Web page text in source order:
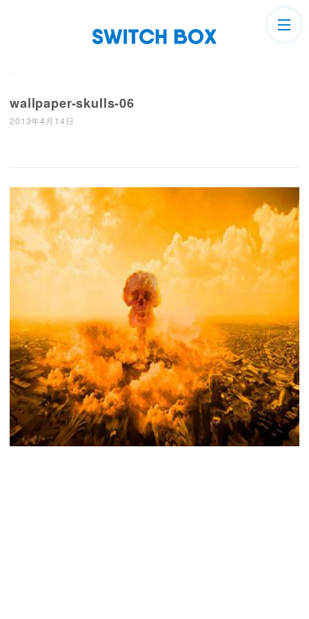
wallpaper-skulls-06
2013年4月14日